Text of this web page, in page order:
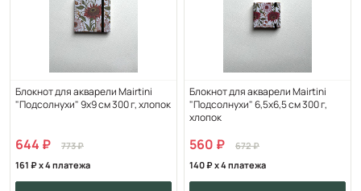
Блокнот для акварели Mairtini
"Подсолнухи" 9х9 см 300 г, хлопок
644
773
161
x 4 платежа
Блокнот для акварели Mairtini
"Подсолнухи" 6,5х6,5 см 300 г,
хлопок
560
672
140
x 4 платежа